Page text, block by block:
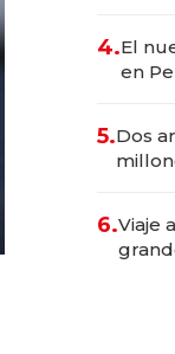
4.El
en
5.Dos
6.Viaje